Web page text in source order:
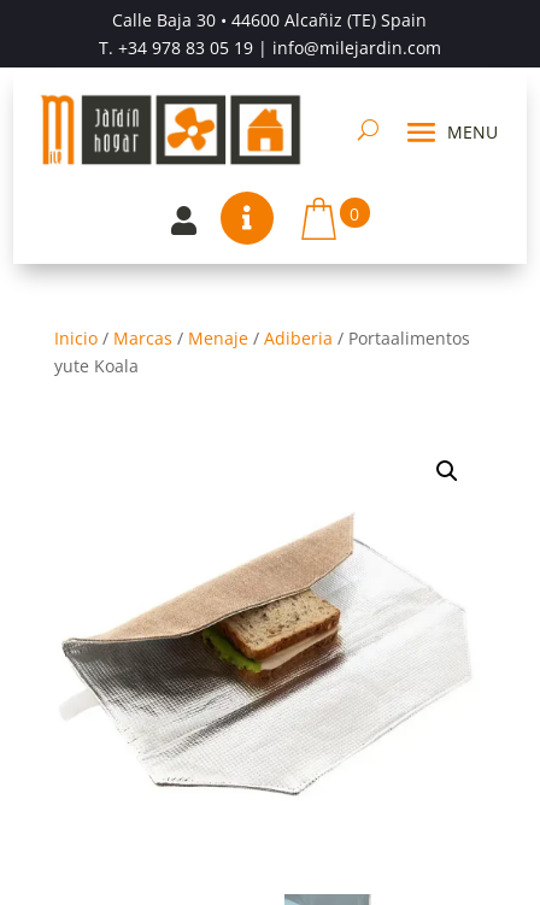
Calle Baja 30 • 44600 Alcañiz (TE) Spain
T. +34 978 83 05 19| info@milejardin.com
  0
Inicio/ Marcas / Menaje/ Adiberia / Portaalimentos
yute Koala